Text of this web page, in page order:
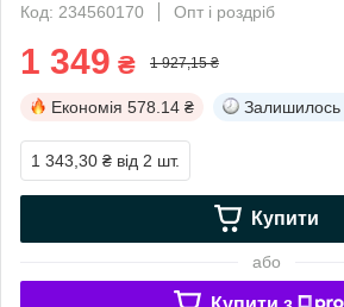
Код: 234560170
Опт і роздріб
1 349 ₴ 1 927,15 ₴
Економія 578.14 ₴ Залишилось
1 343,30 ₴ від 2 шт.
Купити
або